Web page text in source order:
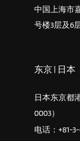
中国上海市
号楼3层及6
东京 | 日本
日本东京都
0003）
电话：+81-